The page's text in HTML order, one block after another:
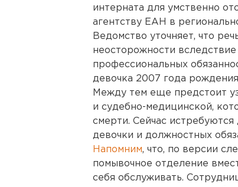
интерната для умственно
агентству ЕАН в
Ведомство уточняет, что
неосторожности
профессиональных
девочка 2007 года рождения
Между тем еще предстоит
и судебно-медицинской,
смерти. Сейчас
девочки и должностных
Напомним, что, по версии
помывочное отделение
себя обслуживать.